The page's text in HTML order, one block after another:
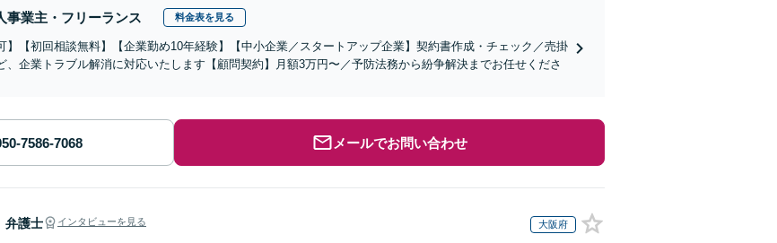
事業主・フリーランス 料金表を見る
】【初回相談無料】【企業勤め10年経験】【中小企業／スタートアップ企業】契約書作成・チェック／売掛
、企業トラブル解消に対応いたします【顧問契約】月額3万円〜／予防法務から紛争解決までお任せくださ
メールでお問い合わせ
弁護士 インタビューを見る 大阪府